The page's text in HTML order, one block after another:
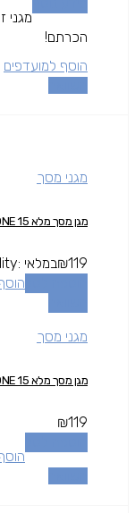
מגני
הכרתם!
הוסף למועדפים
מגני מסך
מגן מסך מלא IPHONE 15
₪119
במלאי
מגני מסך
מגן מסך מלא IPHONE 15
₪119